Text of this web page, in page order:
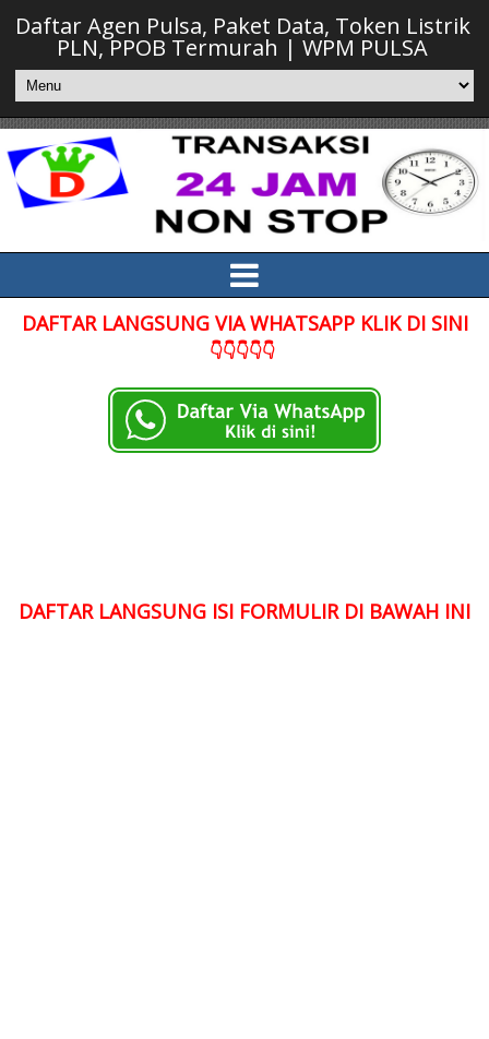
Daftar Agen Pulsa, Paket Data, Token Listrik
PLN, PPOB Termurah | WPM PULSA
DAFTAR LANGSUNG VIA WHATSAPP KLIK DI SINI
👇👇👇👇👇
DAFTAR LANGSUNG ISI FORMULIR DI BAWAH INI